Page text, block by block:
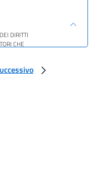
DIRITTI
CHE